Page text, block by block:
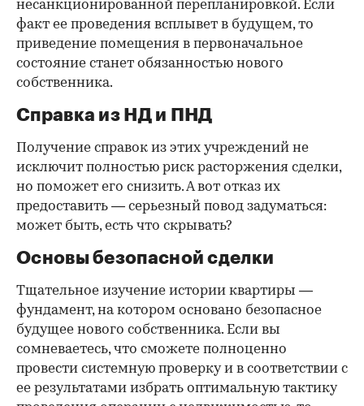
несанкционированной перепланировкой. Если
факт ее проведения всплывет в будущем, то
приведение помещения в первоначальное
состояние станет обязанностью нового
собственника.
Справка из НД и ПНД
Получение справок из этих учреждений не
исключит полностью риск расторжения сделки,
но поможет его снизить. А вот отказ их
предоставить — серьезный повод задуматься:
может быть, есть что скрывать?
Основы безопасной сделки
Тщательное изучение истории квартиры —
фундамент, на котором основано безопасное
будущее нового собственника. Если вы
сомневаетесь, что сможете полноценно
провести системную проверку и в соответствии с
ее результатами избрать оптимальную тактику